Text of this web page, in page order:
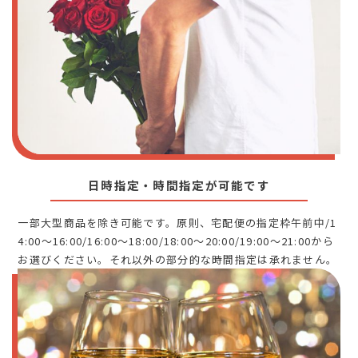
日時指定・時間指定が可能です
一部大型商品を除き可能です。原則、宅配便の指定枠午前中/1
4:00～16:00/16:00～18:00/18:00～20:00/19:00～21:00から
お選びください。それ以外の部分的な時間指定は承れません。